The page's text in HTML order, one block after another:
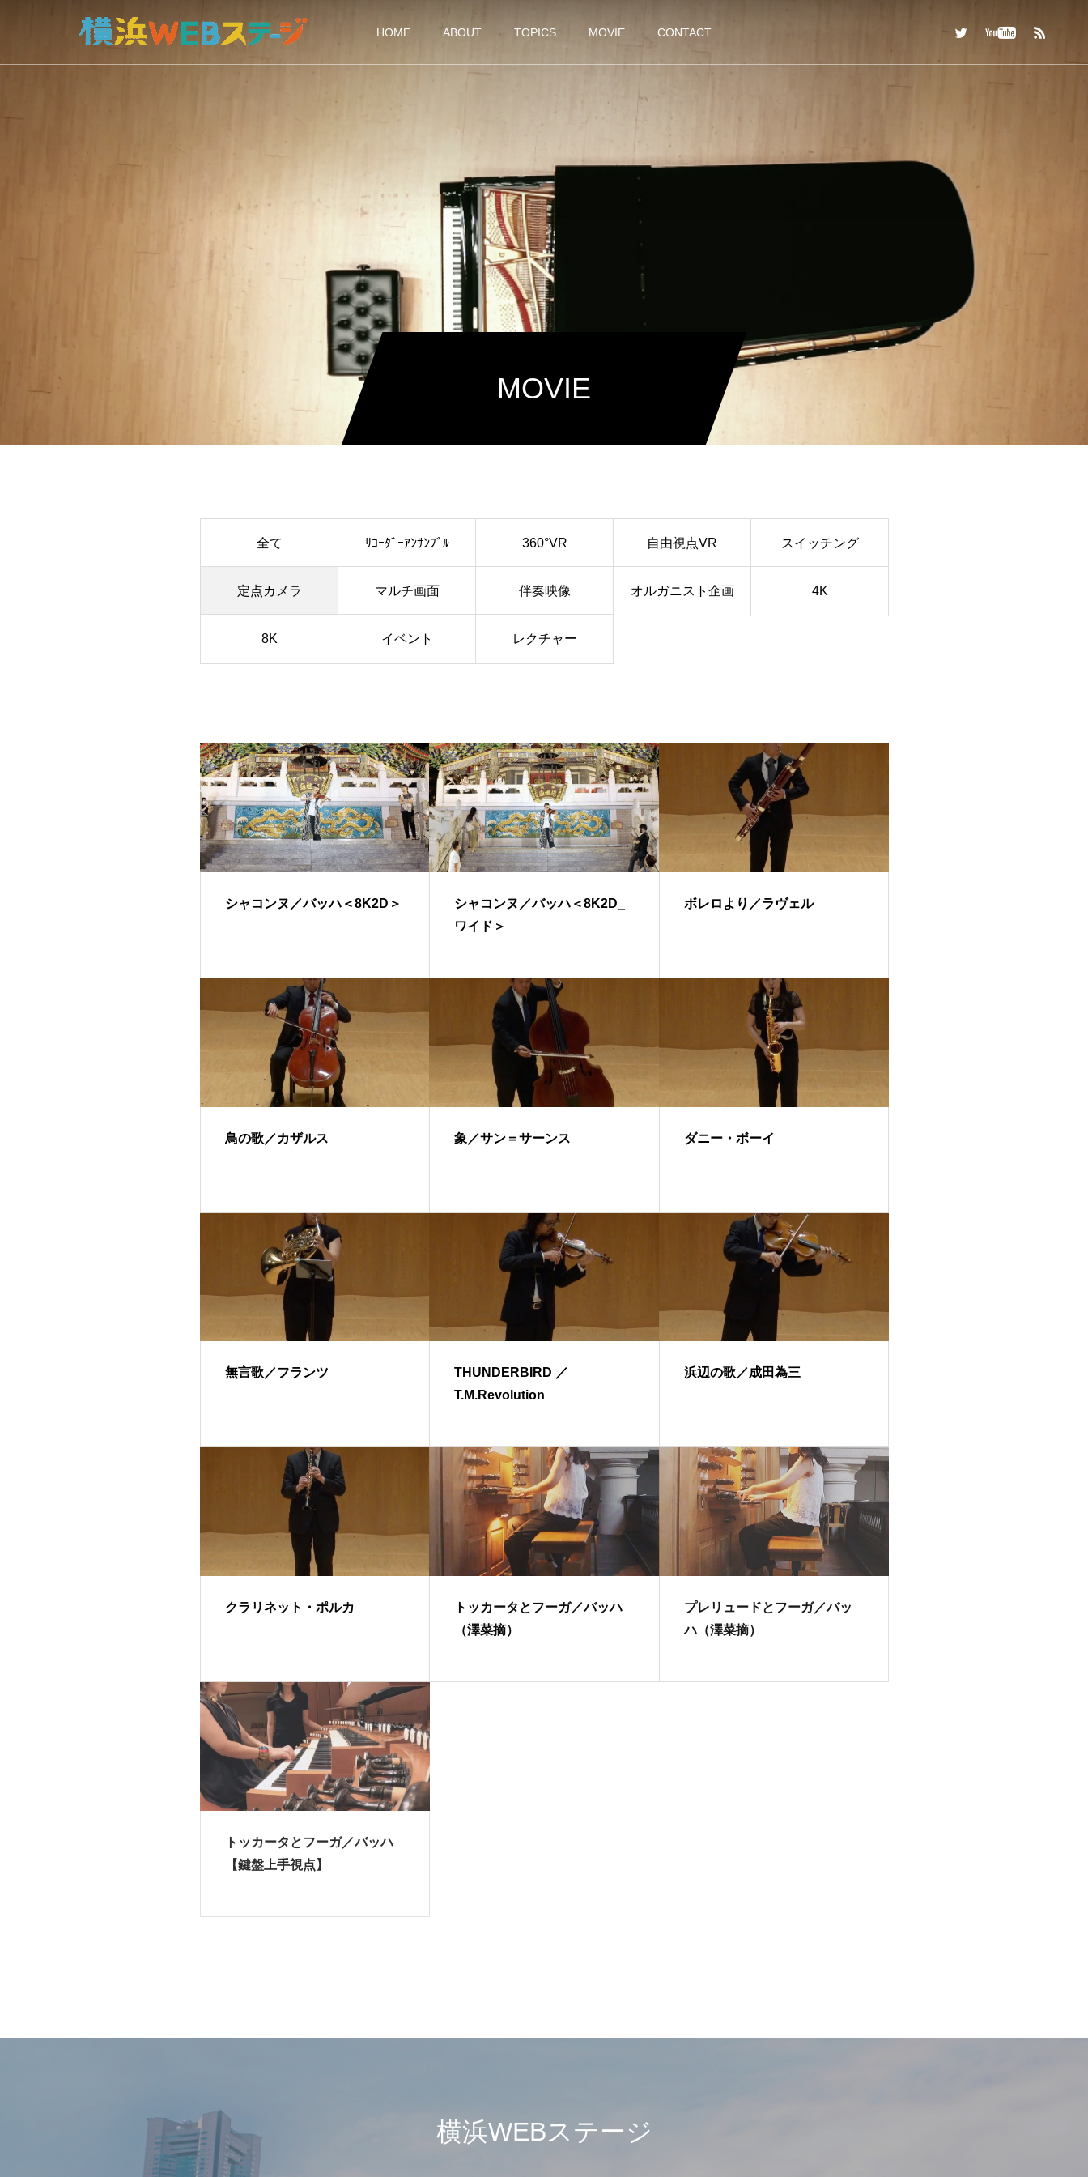
HOME ABOUT TOPICS MOVIE CONTACT
MOVIE
全て ﾘｺｰﾀﾞｰｱﾝｻﾝﾌﾞﾙ 360°VR 自由視点VR スイッチング
定点カメラ マルチ画面 伴奏映像 オルガニスト企画 4K
8K イベント レクチャー
シャコンヌ／バッハ＜8K2D＞
シャコンヌ／バッハ＜8K2D_
ワイド＞
ボレロより／ラヴェル
鳥の歌／カザルス 象／サン＝サーンス ダニー・ボーイ
無言歌／フランツ
THUNDERBIRD ／
T.M.Revolution
浜辺の歌／成田為三
クラリネット・ポルカ
トッカータとフーガ／バッハ
（澤菜摘）
プレリュードとフーガ／バッ
ハ（澤菜摘）
トッカータとフーガ／バッハ
【鍵盤上手視点】
横浜WEBステージ